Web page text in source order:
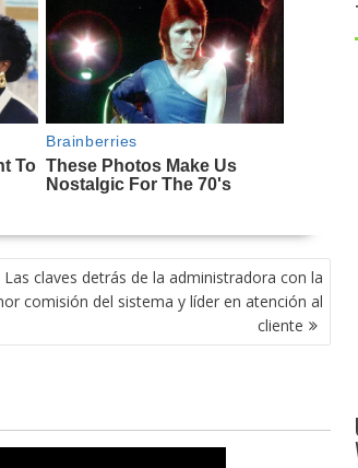
claves detrás de la administradora con la
comisión del sistema y líder en atención al
cliente